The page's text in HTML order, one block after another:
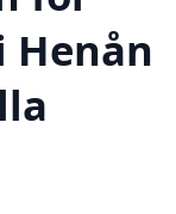
Henån